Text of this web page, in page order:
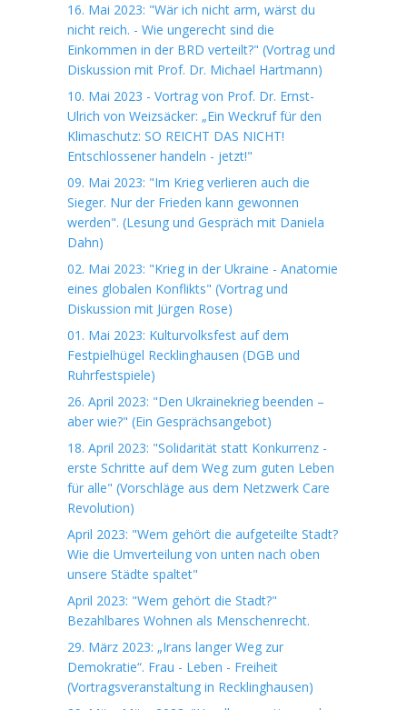
16. Mai 2023: "Wär ich nicht arm, wärst du
nicht reich. - Wie ungerecht sind die
Einkommen in der BRD verteilt?" (Vortrag und
Diskussion mit Prof. Dr. Michael Hartmann)
10. Mai 2023 - Vortrag von Prof. Dr. Ernst-
Ulrich von Weizsäcker: „Ein Weckruf für den
Klimaschutz: SO REICHT DAS NICHT!
Entschlossener handeln - jetzt!"
09. Mai 2023: "Im Krieg verlieren auch die
Sieger. Nur der Frieden kann gewonnen
werden". (Lesung und Gespräch mit Daniela
Dahn)
02. Mai 2023: "Krieg in der Ukraine - Anatomie
eines globalen Konflikts" (Vortrag und
Diskussion mit Jürgen Rose)
01. Mai 2023: Kulturvolksfest auf dem
Festpielhügel Recklinghausen (DGB und
Ruhrfestspiele)
26. April 2023: "Den Ukrainekrieg beenden –
aber wie?" (Ein Gesprächsangebot)
18. April 2023: "Solidarität statt Konkurrenz -
erste Schritte auf dem Weg zum guten Leben
für alle" (Vorschläge aus dem Netzwerk Care
Revolution)
April 2023: "Wem gehört die aufgeteilte Stadt?
Wie die Umverteilung von unten nach oben
unsere Städte spaltet"
April 2023: "Wem gehört die Stadt?"
Bezahlbares Wohnen als Menschenrecht.
29. März 2023: „Irans langer Weg zur
Demokratie“. Frau - Leben - Freiheit
(Vortragsveranstaltung in Recklinghausen)